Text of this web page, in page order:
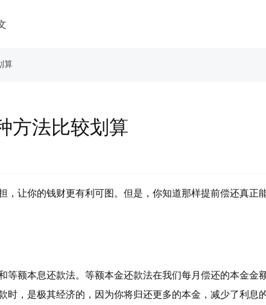
算
方法比较划算
让你的钱财更有利可图。但是，你知道那样提前偿还真正
额本息还款法。等额本金还款法在我们每月偿还的本金金
，是极其经济的，因为你将归还更多的本金，减少了利息